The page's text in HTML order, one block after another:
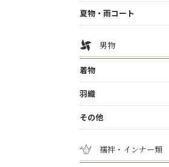
夏物・雨コート
男物
着物
羽織
その他
襦袢・インナー類